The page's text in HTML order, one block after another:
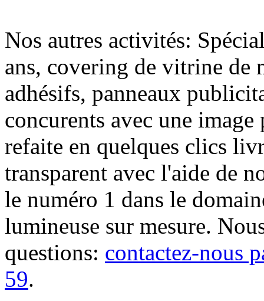
Nos autres activités:
ans, covering de vitrine de
adhésifs, panneaux
concurents avec une
refaite en quelques clics
transparent avec l'aide de
le numéro 1 dans le
lumineuse sur mesure.
questions: contactez-nous
59.